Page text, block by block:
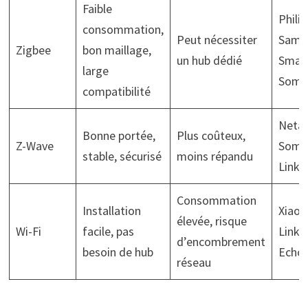
Zigbee
Faible
consommation,
bon maillage,
large
compatibilité
Peut nécessiter
un hub dédié
Z-Wave
Bonne portée,
stable, sécurisé
Plus coûteux,
moins répandu
Link
Wi-Fi
Installation
facile, pas
besoin de hub
Consommation
élevée, risque
d’encombrement
réseau
Link,
Echo